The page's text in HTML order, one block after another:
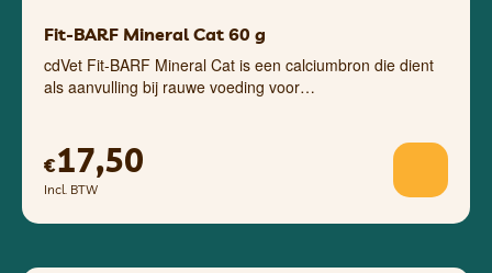
Fit-BARF Mineral Cat 60 g
cdVet Fit-BARF Mineral Cat is een calciumbron die dient
als aanvulling bij rauwe voeding voor…
€17,50
Incl. BTW